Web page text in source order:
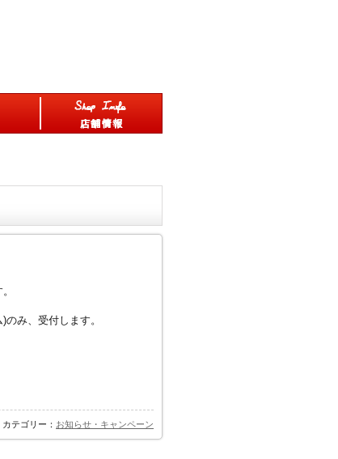
み、受付します。
テゴリー： お知らせ・キャンペーン